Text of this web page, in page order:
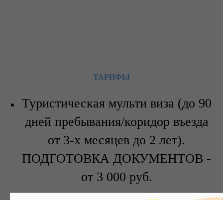
ТАРИФЫ
Туристическая мульти виза (до 90
дней пребывания/коридор въезда
от 3-х месяцев до 2 лет).
ПОДГОТОВКА ДОКУМЕНТОВ -
от 3 000 руб.